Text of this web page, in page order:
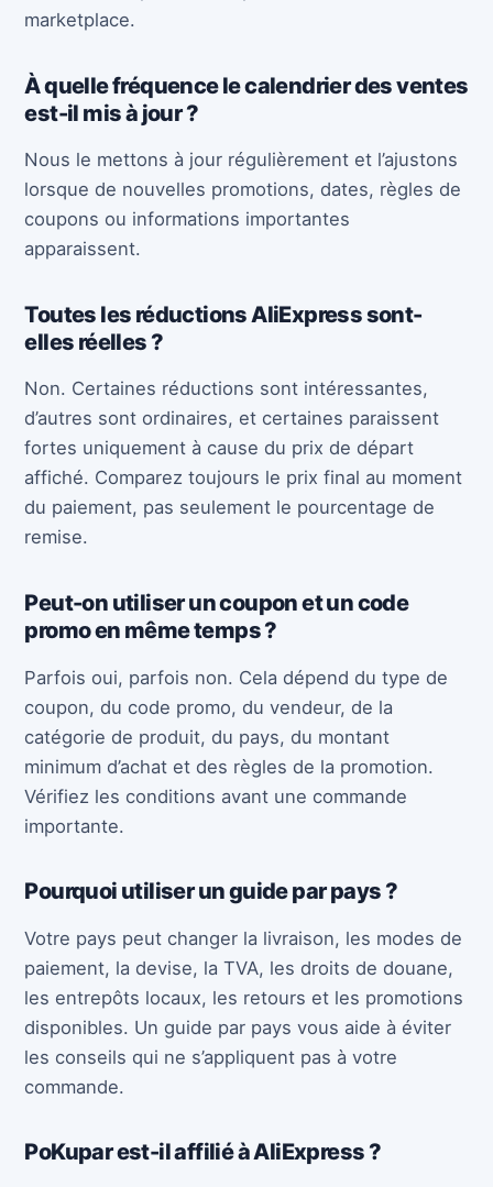
marketplace.
À quelle fréquence le calendrier des ventes
est-il mis à jour ?
Nous le mettons à jour régulièrement et l’ajustons
lorsque de nouvelles promotions, dates, règles de
coupons ou informations importantes
apparaissent.
Toutes les réductions AliExpress sont-
elles réelles ?
Non. Certaines réductions sont intéressantes,
d’autres sont ordinaires, et certaines paraissent
fortes uniquement à cause du prix de départ
affiché. Comparez toujours le prix final au moment
du paiement, pas seulement le pourcentage de
remise.
Peut-on utiliser un coupon et un code
promo en même temps ?
Parfois oui, parfois non. Cela dépend du type de
coupon, du code promo, du vendeur, de la
catégorie de produit, du pays, du montant
minimum d’achat et des règles de la promotion.
Vérifiez les conditions avant une commande
importante.
Pourquoi utiliser un guide par pays ?
Votre pays peut changer la livraison, les modes de
paiement, la devise, la TVA, les droits de douane,
les entrepôts locaux, les retours et les promotions
disponibles. Un guide par pays vous aide à éviter
les conseils qui ne s’appliquent pas à votre
commande.
PoKupar est-il affilié à AliExpress ?